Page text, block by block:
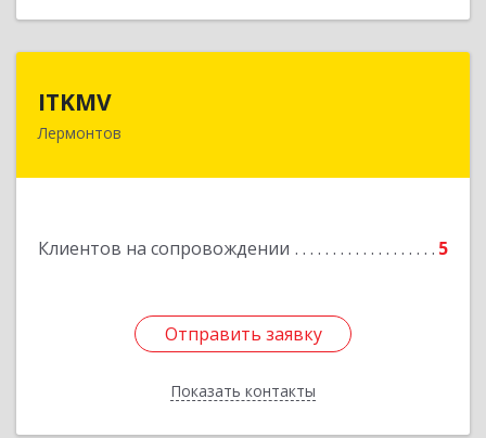
ITKMV
Лермонтов
Клиентов на сопровождении 5
Отправить заявку
Показать контакты
Отправить заявку
Назад